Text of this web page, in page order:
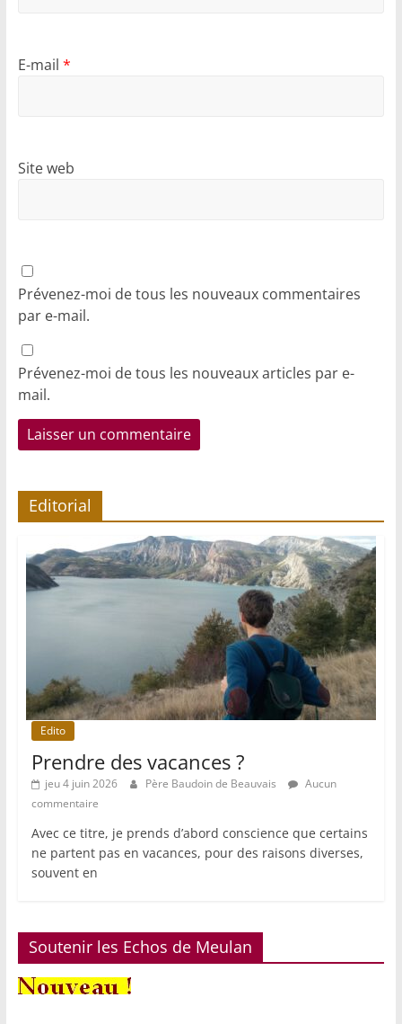
E-mail *
Site web
Prévenez-moi de tous les nouveaux commentaires
par e-mail.
Prévenez-moi de tous les nouveaux articles par e-
mail.
Editorial
Edito
Prendre des vacances ?
jeu 4 juin 2026 Père Baudoin de Beauvais
Aucun
commentaire
Avec ce titre, je prends d’abord conscience que certains
ne partent pas en vacances, pour des raisons diverses,
souvent en
Soutenir les Echos de Meulan